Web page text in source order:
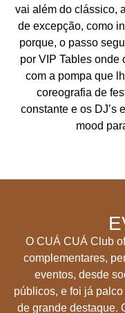
vai além do clássico,
de excepção, como
porque, o passo
por VIP Tables onde
com a pompa que
coreografia de
constante e os DJ’s
mood
O CUÁ CUÁ Club
complementares,
eventos, desde
públicos, e foi já
de grande destaque.